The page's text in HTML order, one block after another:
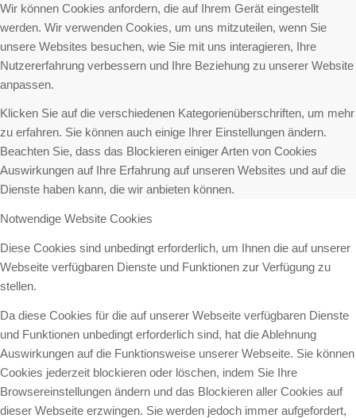
Wir können Cookies anfordern, die auf Ihrem Gerät eingestellt
werden. Wir verwenden Cookies, um uns mitzuteilen, wenn Sie
unsere Websites besuchen, wie Sie mit uns interagieren, Ihre
Nutzererfahrung verbessern und Ihre Beziehung zu unserer Website
anpassen.
Klicken Sie auf die verschiedenen Kategorienüberschriften, um mehr
zu erfahren. Sie können auch einige Ihrer Einstellungen ändern.
Beachten Sie, dass das Blockieren einiger Arten von Cookies
Auswirkungen auf Ihre Erfahrung auf unseren Websites und auf die
Dienste haben kann, die wir anbieten können.
Notwendige Website Cookies
Diese Cookies sind unbedingt erforderlich, um Ihnen die auf unserer
Webseite verfügbaren Dienste und Funktionen zur Verfügung zu
stellen.
Da diese Cookies für die auf unserer Webseite verfügbaren Dienste
und Funktionen unbedingt erforderlich sind, hat die Ablehnung
Auswirkungen auf die Funktionsweise unserer Webseite. Sie können
Cookies jederzeit blockieren oder löschen, indem Sie Ihre
Browsereinstellungen ändern und das Blockieren aller Cookies auf
dieser Webseite erzwingen. Sie werden jedoch immer aufgefordert,